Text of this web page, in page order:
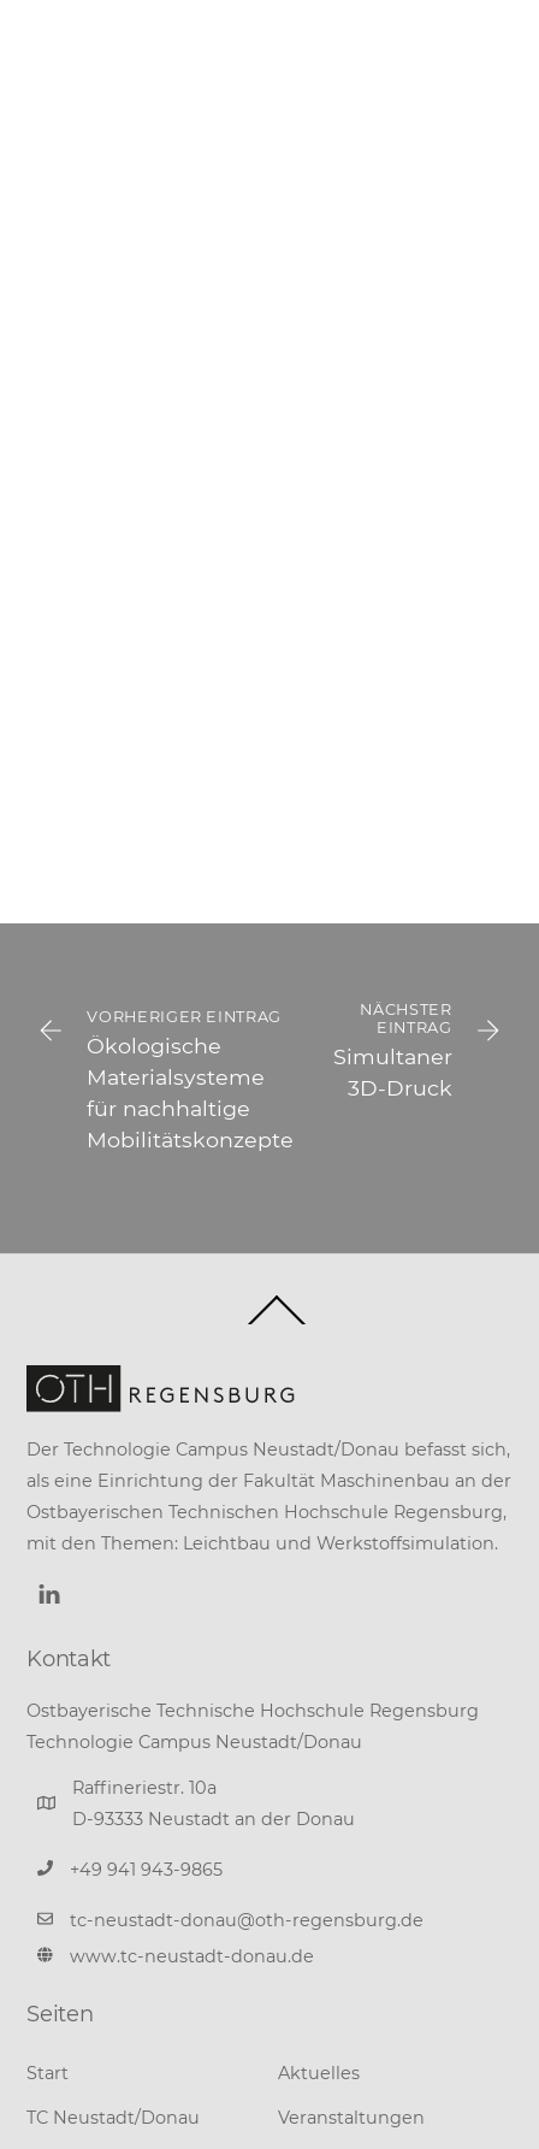
VORHERIGER EINTRAG
Ökologische
Materialsysteme
für nachhaltige
Mobilitätskonzepte
NÄCHSTER
EINTRAG
Simultaner
3D-Druck
To
Der Technologie Campus Neustadt/Donau befasst sich,
als eine Einrichtung der Fakultät Maschinenbau an der
Ostbayerischen Technischen Hochschule Regensburg,
mit den Themen: Leichtbau und Werkstoffsimulation.
Kontakt
Ostbayerische Technische Hochschule Regensburg
Technologie Campus Neustadt/Donau
Raffineriestr. 10a
D-93333 Neustadt an der Donau
+49 941 943-9865
tc-neustadt-donau@oth-regensburg.de
www.tc-neustadt-donau.de
Seiten
Start
TC Neustadt/Donau
Aktuelles
Veranstaltungen